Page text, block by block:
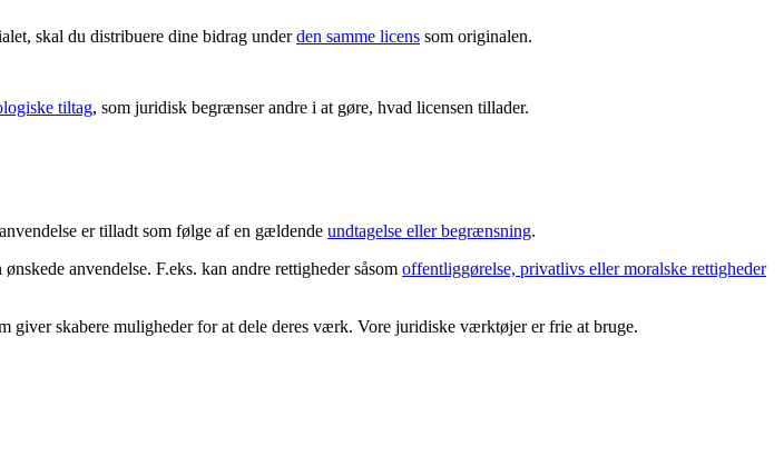
skal du distribuere dine bidrag underden samme licens som originalen.
tiltag, som juridisk begrænser andre i at gøre, hvad licensen tillader.
er tilladt som følge af en gældende undtagelse eller begrænsning.
anvendelse. F.eks. kan andre rettigheder såsom offentliggørelse, privatlivs eller moralske rettigheder
giver skabere muligheder for at dele deres værk. Vore juridiske værktøjer er frie at bruge.